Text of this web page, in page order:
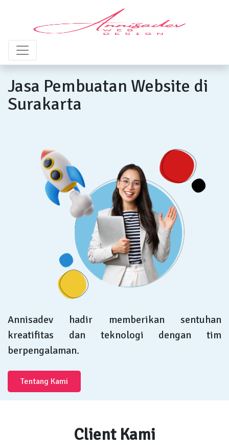
Jasa Pembuatan Website di
Surakarta
Annisadev hadir memberikan sentuhan
kreatifitas dan teknologi dengan tim
berpengalaman.
Tentang Kami
Client Kami